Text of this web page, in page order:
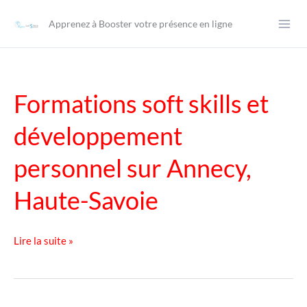
contenu
Apprenez à Booster votre présence en ligne
Formations soft skills et
développement
personnel sur Annecy,
Haute-Savoie
Formations
skills
Lire la suite »